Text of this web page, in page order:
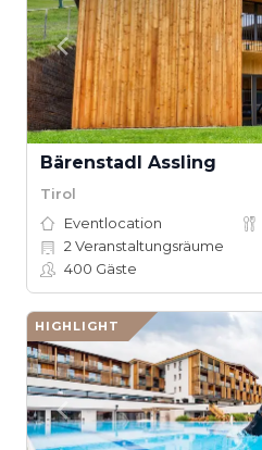
Bärenstadl Assling
Tirol
Eventlocation
2 Veranstaltungsräume
400 Gäste
HIGHLIGHT